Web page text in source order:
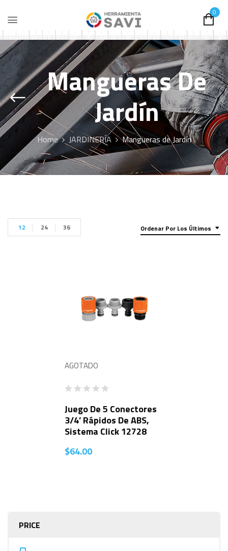
0
Mangueras De
Jardín
Home JARDINERÍA Mangueras de Jardín
PRICE
Ordenar Por Los Últimos
12 24 36
AGOTADO
Juego De 5 Conectores
3/4′ Rápidos De ABS,
Sistema Click 12728
$64.00